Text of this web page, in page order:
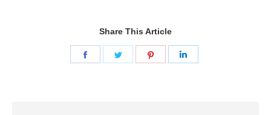
Share This Article
Partager Partager Partager